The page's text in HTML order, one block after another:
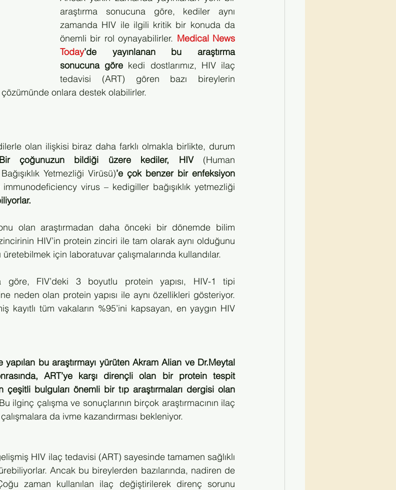
araştırma sonucuna göre, kediler aynı
zamanda HIV ile ilgili kritik bir konuda da
önemli bir rol oynayabilirler. Medical News
Today’de yayınlanan bu araştırma
sonucuna göre kedi dostlarımız, HIV ilaç
tedavisi (ART) gören bazı bireylerin
çözümünde onlara destek olabilirler.
olan ilişkisi biraz daha farklı olmakla birlikte, durum
çoğunuzun bildiği üzere kediler, HIV (Human
Yetmezliği Virüsü)’e çok benzer bir enfeksiyon
immunodeficiency virus – kedigiller bağışıklık yetmezliği
olan araştırmadan daha önceki bir dönemde bilim
HIV’in protein zinciri ile tam olarak aynı olduğunu
için laboratuvar çalışmalarında kullandılar.
göre, FIV’deki 3 boyutlu protein yapısı, HIV-1 tipi
neden olan protein yapısı ile aynı özellikleri gösteriyor.
kayıtlı tüm vakaların %95’ini kapsayan, en yaygın HIV
yapılan bu araştırmayı yürüten Akram Alian ve Dr.Meytal
ART’ye karşı dirençli olan bir protein tespit
bulguları önemli bir tıp araştırmaları dergisi olan
Bu ilginç çalışma ve sonuçlarının birçok araştırmacının ilaç
da ivme kazandırması bekleniyor.
HIV ilaç tedavisi (ART) sayesinde tamamen sağlıklı
Ancak bu bireylerden bazılarında, nadiren de
zaman kullanılan ilaç değiştirilerek direnç sorunu